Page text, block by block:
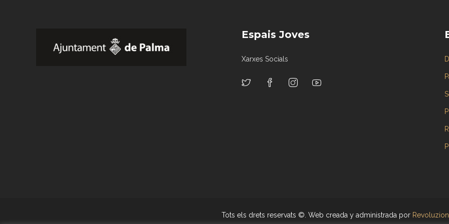
Espais Joves
Xarxes Socials
Tots els drets reservats ©. Web creada y administrada por